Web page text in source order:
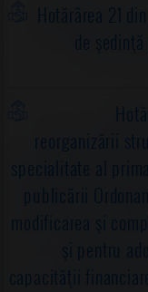
Hotărârea 21
de
reorganizării
specialitate al
publicării
modificarea şi
şi pentru
capacităţii